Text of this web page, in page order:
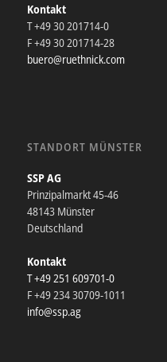
Kontakt
T +49 30 201714-0
F +49 30 201714-28
buero@ruethnick.com
STANDORT MÜNSTER
SSP AG
Prinzipalmarkt 45-46
48143 Münster
Deutschland
Kontakt
T +49 251 609701-0
F +49 234 30709-1011
info@ssp.ag